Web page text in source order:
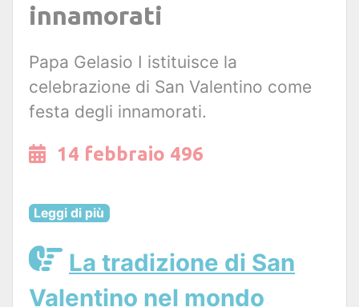
innamorati
Papa Gelasio I istituisce la
celebrazione di San Valentino come
festa degli innamorati.
14 febbraio 496
Leggi di più
La tradizione di San
Valentino nel mondo